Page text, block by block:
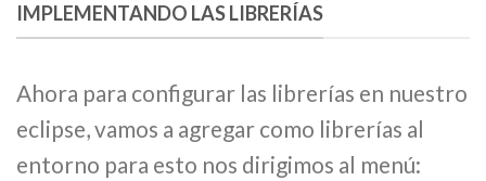
IMPLEMENTANDO LAS LIBRERÍAS
Ahora para configurar las librerías en nuestro
eclipse, vamos a agregar como librerías al
entorno para esto nos dirigimos al menú: